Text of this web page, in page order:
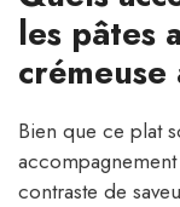
les pâtes
crémeuse
Bien que ce plat
contraste de